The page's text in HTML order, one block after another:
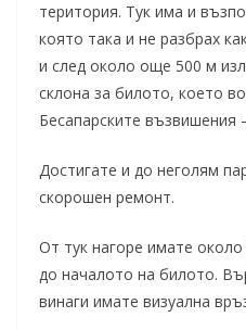
територия. Тук има и
която така и не разбрах
и след около още 500 м
склона за билото, което
Бесапарските възвишения
Достигате и до неголям
скорошен ремонт.
От тук нагоре имате
до началото на билото.
винаги имате визуална